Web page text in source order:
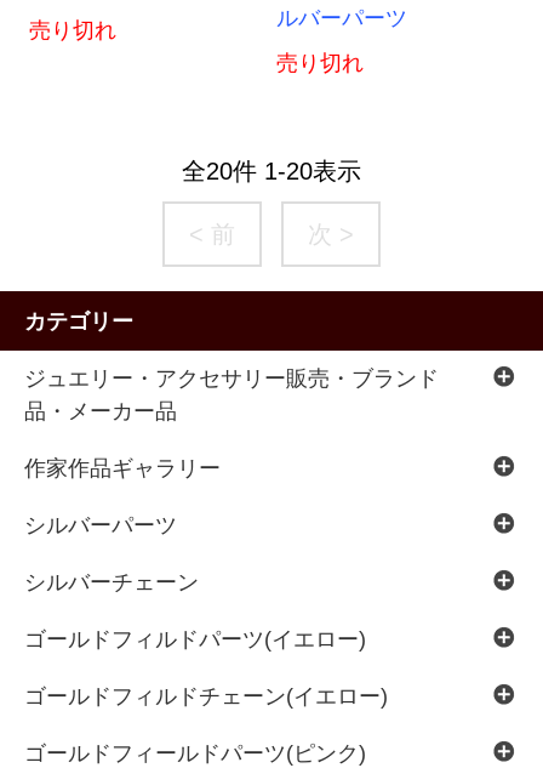
売り切れ
ルバーパーツ
売り切れ
全20件 1-20表示
< 前 次 >
カテゴリー
ジュエリー・アクセサリー販売・ブランド
品・メーカー品
作家作品ギャラリー
シルバーパーツ
シルバーチェーン
ゴールドフィルドパーツ(イエロー)
ゴールドフィルドチェーン(イエロー)
ゴールドフィールドパーツ(ピンク)